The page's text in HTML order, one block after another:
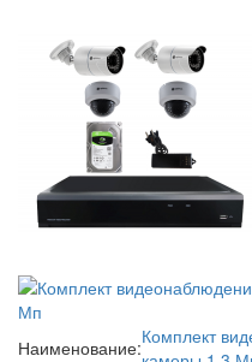
Наименование:Комплект